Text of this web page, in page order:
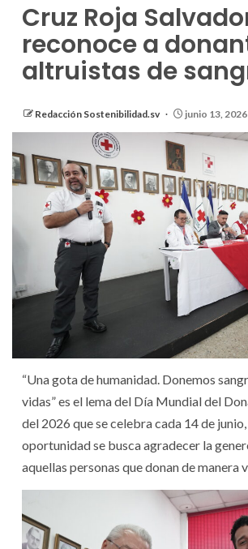
Cruz Roja
reconoce a
altruistas de
Redacción Sostenibilidad.sv junio 13, 2026
“Una gota de humanidad. Donemos
vidas” es el lema del Día Mundial del
del 2026 que se celebra cada 14 de
oportunidad se busca agradecer la
aquellas personas que donan de manera